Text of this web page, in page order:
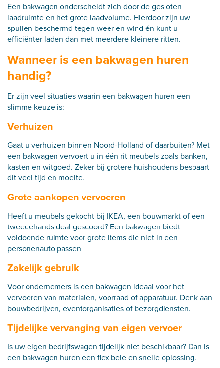
Een bakwagen onderscheidt zich door de gesloten
laadruimte en het grote laadvolume. Hierdoor zijn uw
spullen beschermd tegen weer en wind én kunt u
efficiënter laden dan met meerdere kleinere ritten.
Wanneer is een bakwagen huren
handig?
Er zijn veel situaties waarin een bakwagen huren een
slimme keuze is:
Verhuizen
Gaat u verhuizen binnen Noord-Holland of daarbuiten? Met
een bakwagen vervoert u in één rit meubels zoals banken,
kasten en witgoed. Zeker bij grotere huishoudens bespaart
dit veel tijd en moeite.
Grote aankopen vervoeren
Heeft u meubels gekocht bij IKEA, een bouwmarkt of een
tweedehands deal gescoord? Een bakwagen biedt
voldoende ruimte voor grote items die niet in een
personenauto passen.
Zakelijk gebruik
Voor ondernemers is een bakwagen ideaal voor het
vervoeren van materialen, voorraad of apparatuur. Denk aan
bouwbedrijven, eventorganisaties of bezorgdiensten.
Tijdelijke vervanging van eigen vervoer
Is uw eigen bedrijfswagen tijdelijk niet beschikbaar? Dan is
een bakwagen huren een flexibele en snelle oplossing.